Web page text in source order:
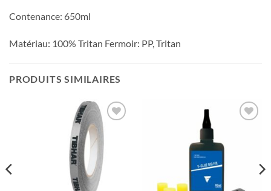
Contenance: 650ml
Matériau: 100% Tritan Fermoir: PP, Tritan
PRODUITS SIMILAIRES
Ajouter